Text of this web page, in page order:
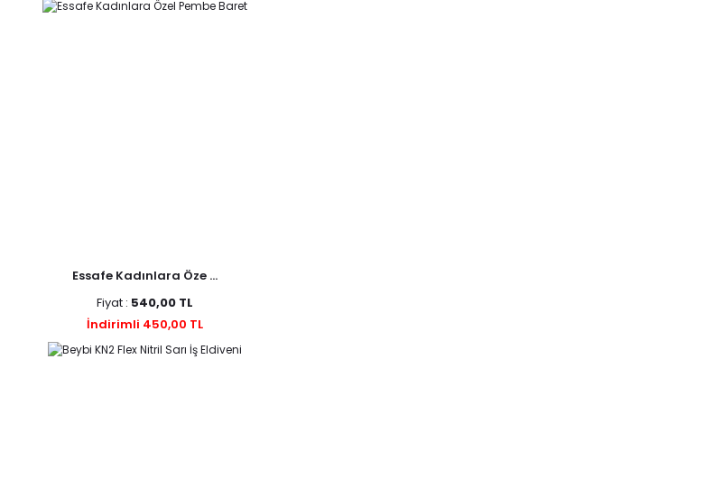
Essafe Kadınlara Öze ...
Fiyat : 540,00 TL
İndirimli 450,00 TL